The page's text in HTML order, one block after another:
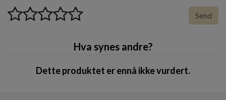
rabarbra, hyasint
Hjerte: Liljekonvall, freesias, rose, jasmin, eple
Amoln Håndkrem Sisu Bouquet gir både pleie og en
opplevelse, anbefales det å kombinere den med andre
Send
Hva synes andre?
Dette produktet er ennå ikke vurdert.